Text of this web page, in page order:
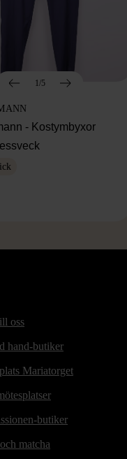
1/5
- Kostymbyxor
oss
hand-butiker
Mariatorget
butiker
matcha